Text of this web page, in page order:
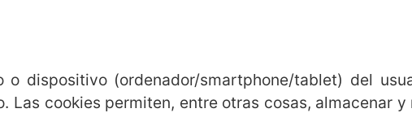
dispositivo (ordenador/smartphone/tablet) del
Las cookies permiten, entre otras cosas, almacenar